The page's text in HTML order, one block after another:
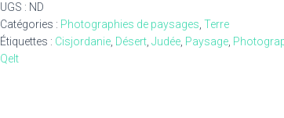
du
désert
-20-
08-
UGS : ND
Catégories : Photographies de paysages Terre
Étiquettes : Cisjordanie Désert Judée Paysage
Qelt